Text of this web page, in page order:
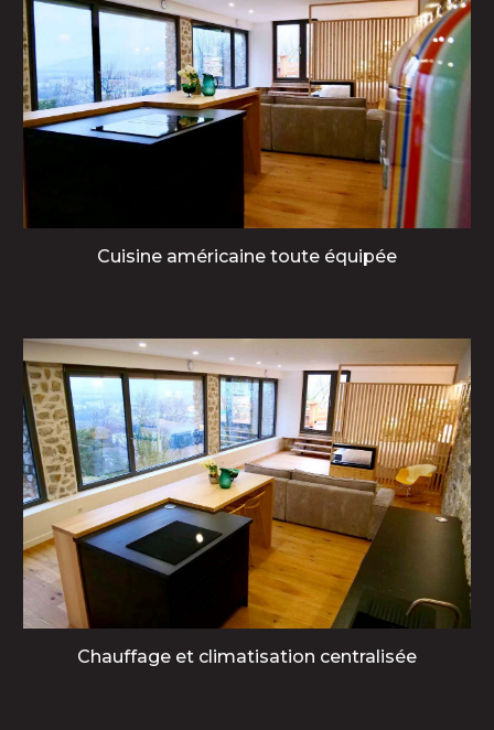
Cuisine américaine toute équipée
Chauffage et climatisation centralisée